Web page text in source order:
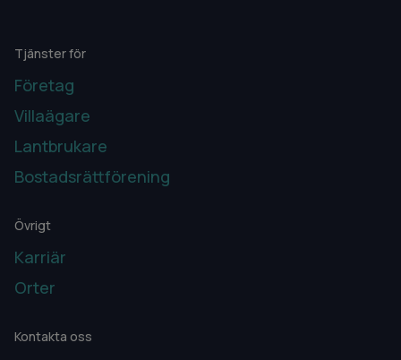
Tjänster för
Företag
Villaägare
Lantbrukare
Bostadsrättförening
Övrigt
Karriär
Orter
Kontakta oss